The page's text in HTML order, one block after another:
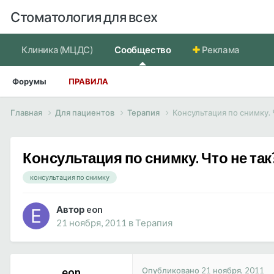
Стоматология для всех
Клиника (МЦДС) Сообщество
Форумы ПРАВИЛА
Реклама
Главная Для пациентов Терапия Консультация по снимку.
Консультация по снимку. Что не
консультация по снимку
Автор eon
21 ноября, 2011 вТерапия
Опубликовано 21 ноября, 2011